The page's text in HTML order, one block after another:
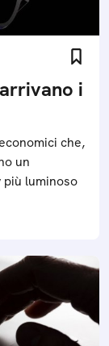
i
che,
un
luminoso